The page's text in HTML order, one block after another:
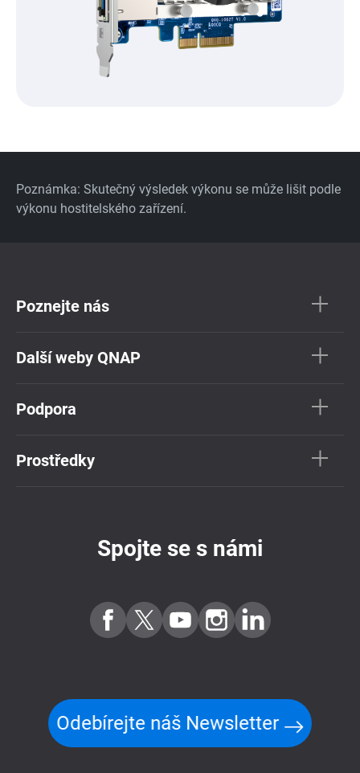
Poznámka: Skutečný výsledek výkonu se může lišit podle
výkonu hostitelského zařízení.
Poznejte nás
Další weby QNAP
Podpora
Prostředky
Spojte se s námi
Odebírejte náš Newsletter